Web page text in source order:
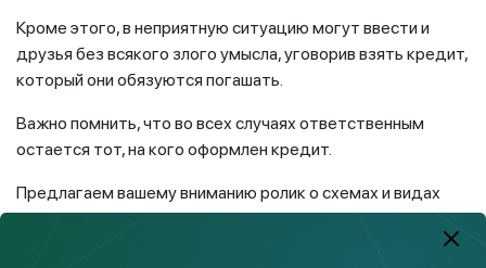
Кроме этого, в неприятную ситуацию могут ввести и
друзья без всякого злого умысла, уговорив взять кредит,
который они обязуются погашать.
Важно помнить, что во всех случаях ответственным
остается тот, на кого оформлен кредит.
Предлагаем вашему вниманию ролик о схемах и видах
кредитного мошенничества. Будьте финансово